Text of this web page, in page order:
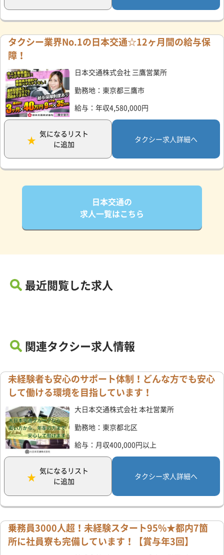
タクシー業界No.1の日本交通☆12ヶ月間の給与保
障！
日本交通株式会社 三鷹営業所
勤務地：東京都三鷹市
給与：年収4,580,000円
気になるリスト
に追加
タクシー求人詳細へ
日本交通の
求人一覧はこちら
最近閲覧した求人
関連タクシー求人情報
未経験者も安心のサポート体制！どんな方でも安心
して働ける環境を目指しています！
大日本交通株式会社 本社営業所
勤務地：東京都北区
給与：月収400,000円以上
気になるリスト
に追加
タクシー求人詳細へ
乗務員3000人超！未経験スタート95%★都内7箇
所に社員寮も完備しています！【賞与年3回】